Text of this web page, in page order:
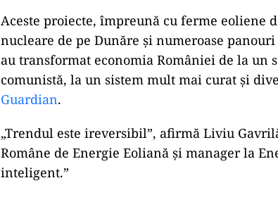
Aceste proiecte, împreună cu ferme eoliene
nucleare de pe Dunăre și numeroase
au transformat economia României de la
comunistă, la un sistem mult mai curat și
Guardian.
„Trendul este ireversibil”, afirmă Liviu
Române de Energie Eoliană și manager la
inteligent.”